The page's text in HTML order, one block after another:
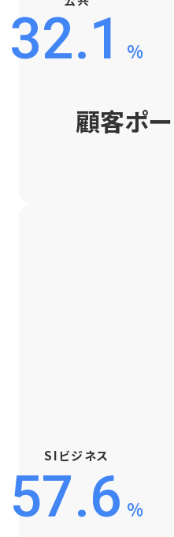
32.1 %
顧客ポ
SIビジネス
57.6 %